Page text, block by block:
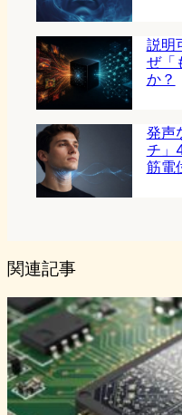
説明
ぜ「
か？
発声
チ」
筋電
関連記事